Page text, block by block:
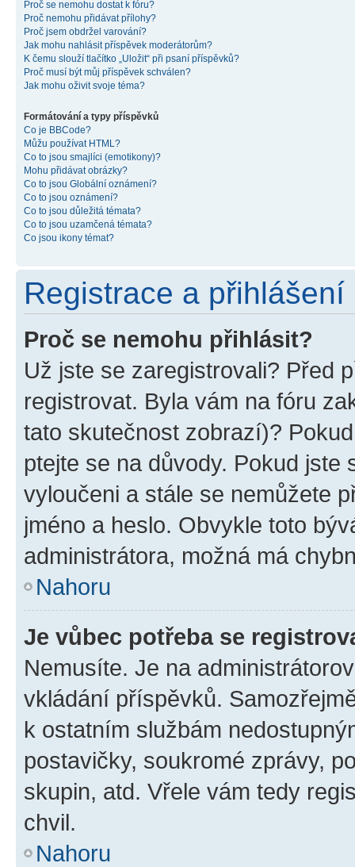
Proč se nemohu dostat k fóru?
Proč nemohu přidávat přílohy?
Proč jsem obdržel varování?
Jak mohu nahlásit příspěvek moderátorům?
K čemu slouží tlačítko „Uložit“ při psaní příspěvků?
Proč musí být můj příspěvek schválen?
Jak mohu oživit svoje téma?
Formátování a typy příspěvků
Co je BBCode?
Můžu používat HTML?
Co to jsou smajlíci (emotikony)?
Mohu přidávat obrázky?
Co to jsou Globální oznámení?
Co to jsou oznámení?
Co to jsou důležitá témata?
Co to jsou uzamčená témata?
Co jsou ikony témat?
Registrace a přihlášení
Proč se nemohu přihlásit?
Už jste se zaregistrovali? Před
registrovat. Byla vám na fóru
tato skutečnost zobrazí)?
ptejte se na důvody. Pokud jste
vyloučeni a stále se nemůžete
jméno a heslo. Obvykle toto
administrátora, možná má
Nahoru
Je vůbec potřeba se
Nemusíte. Je na
vkládání příspěvků.
k ostatním službám
postavičky, soukromé zprávy,
skupin, atd. Vřele vám tedy
chvil.
Nahoru